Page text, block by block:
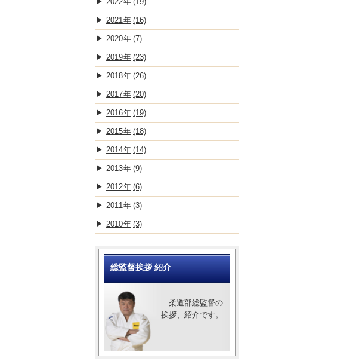
2021 (16)
2020 (7)
2019 (23)
2018 (26)
2017 (20)
2016 (19)
2015 (18)
2014 (14)
2013 (9)
2012 (6)
2011 (3)
2010 (3)
総監督挨拶 紹介
柔道部総監督の
挨拶、紹介です。